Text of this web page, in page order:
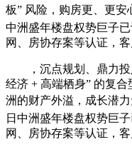
板” 风险，购房更、更
中洲盛年楼盘权势巨子
网、房协存案等认证，
，沉点规划、鼎力投
经济 + 高端栖身” 的复
洲的财产外溢，成长潜
日中洲盛年楼盘权势巨
网、房协存案等认证，